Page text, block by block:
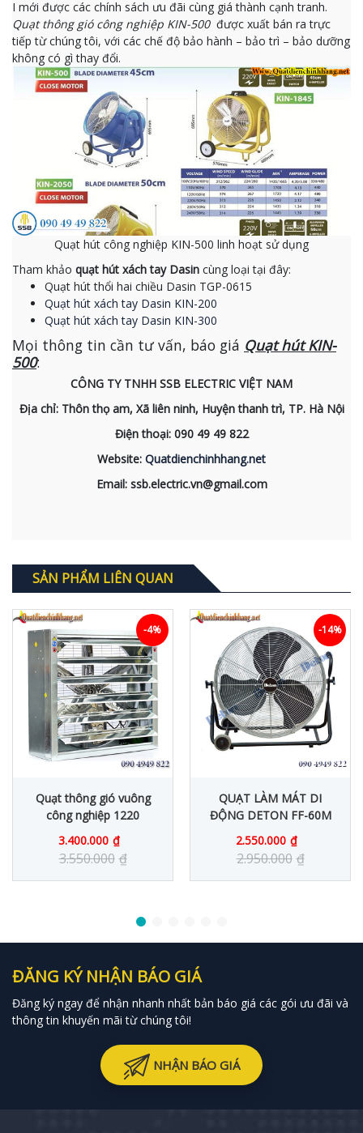
I mới được các chính sách ưu đãi cùng giá thành cạnh tranh.
Quạt thông gió công nghiệp KIN-500được xuất bán ra trực
tiếp từ chúng tôi, với các chế độ bảo hành – bảo trì – bảo dưỡng
không có gì thay đổi.
Quạt hút công nghiệp KIN-500 linh hoạt sử dụng
Tham khảo quạt hút xách tay Dasin cùng loại tại đây:
Quạt hút thổi hai chiều Dasin TGP-0615
Quạt hút xách tay Dasin KIN-200
Quạt hút xách tay Dasin KIN-300
Mọi thông tin cần tư vấn, báo giá Quạt hút KIN-
500:
CÔNG TY TNHH SSB ELECTRIC VIỆT NAM
Địa chỉ: Thôn thọ am, Xã liên ninh, Huyện thanh trì, TP. Hà Nội
Điện thoại: 090 49 49 822
Website: Quatdienchinhhang.net
Email: ssb.electric.vn@gmail.com
SẢN PHẨM LIÊN QUAN
Quạt thông gió vuông
công nghiệp 1220
3.400.000 ₫
3.550.000 ₫
-4%
QUẠT LÀM MÁT DI
ĐỘNG DETON FF-60M
2.550.000 ₫
2.950.000 ₫
-14%
ĐĂNG KÝ NHẬN BÁO GIÁ
Đăng ký ngay để nhận nhanh nhất bản báo giá các gói ưu đãi và
thông tin khuyến mãi từ chúng tôi!
NHẬN BÁO GIÁ